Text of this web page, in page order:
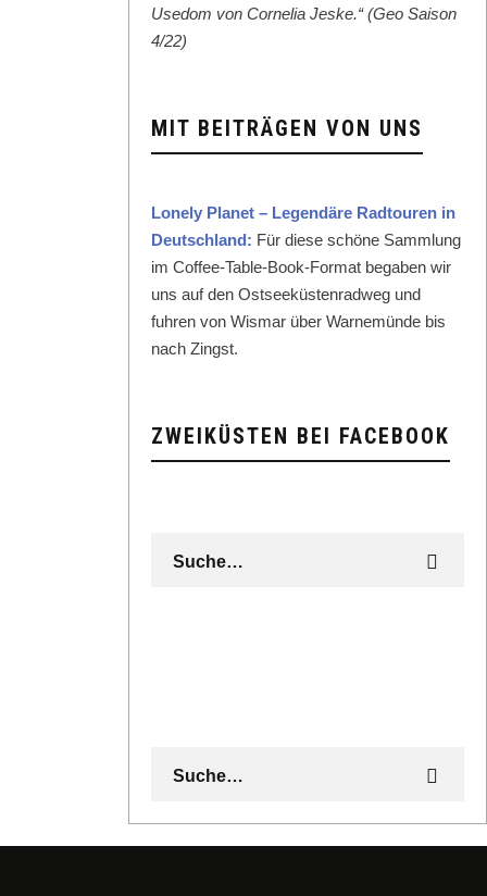
Use­dom von Cor­nelia Jeske.“ (Geo Sai­son
4/22)
MIT BEITRÄGEN VON UNS
Lone­ly Plan­et – Leg­endäre Rad­touren in
Deutsch­land: Für diese schöne Samm­lung
im Cof­fee-Table-Book-For­mat begaben wir
uns auf den Ost­seeküsten­rad­weg und
fuhren von Wis­mar über Warnemünde bis
nach Zingst.
ZWEIKÜSTEN BEI FACEBOOK